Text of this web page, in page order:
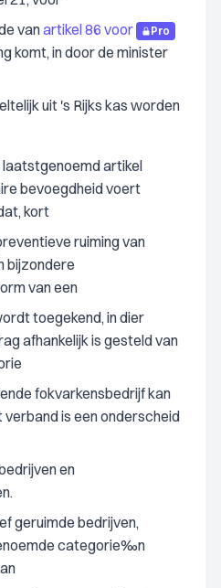
vanartikel 86 voor Pro
komt, in door de minister
uit 's Rijks kas worden
laatstgenoemd artikel
bevoegdheid voert
kort
ruiming van
bijzondere
van een
toegekend, in dier
afhankelijk is gesteld van
fokvarkensbedrijf kan
is een onderscheid
en
geruimde bedrijven,
categorie‰n